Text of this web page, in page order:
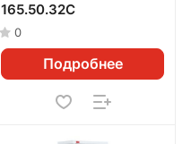
165.50.32С
0
Подробнее